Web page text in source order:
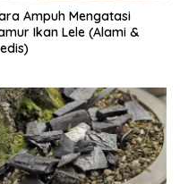
Ampuh Mengatasi
Ikan Lele (Alami &